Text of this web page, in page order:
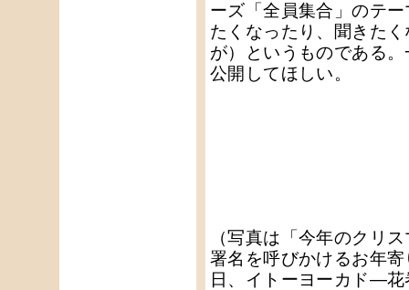
ーズ「全員集合」のテ
たくなったり、聞きた
が）というものである
公開してほしい。
（写真は「今年のクリ
署名を呼びかけるお年
日、イトーヨーカド―花